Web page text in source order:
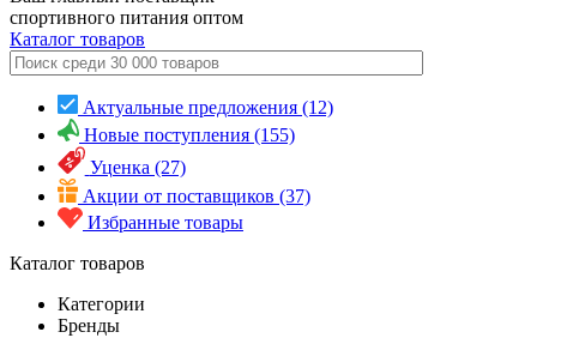
спортивного питания оптом
Каталог товаров
Актуальные предложения (12)
Новые поступления (155)
Уценка (27)
Акции от поставщиков (37)
Избранные товары
Каталог товаров
Категории
Бренды